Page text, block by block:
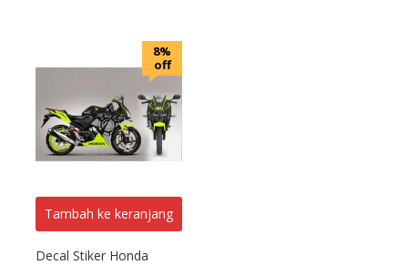
8%
off
Tambah ke keranjang
Decal Stiker Honda